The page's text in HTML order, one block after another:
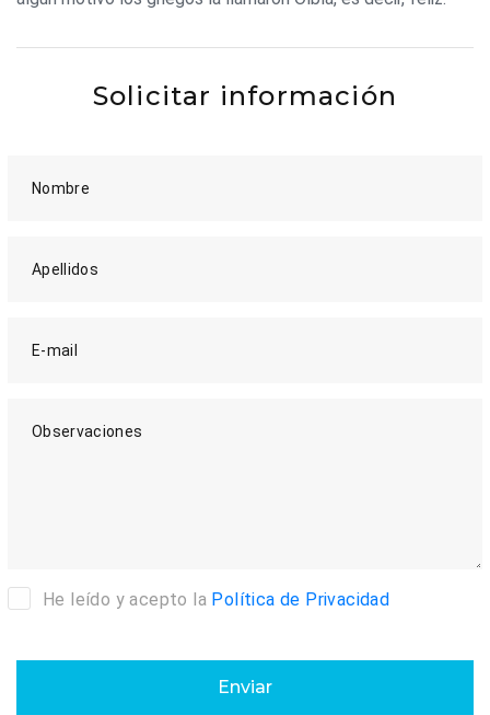
Solicitar información
Nombre
Apellidos
E-mail
Observaciones
He leído y acepto la Política de Privacidad
Enviar